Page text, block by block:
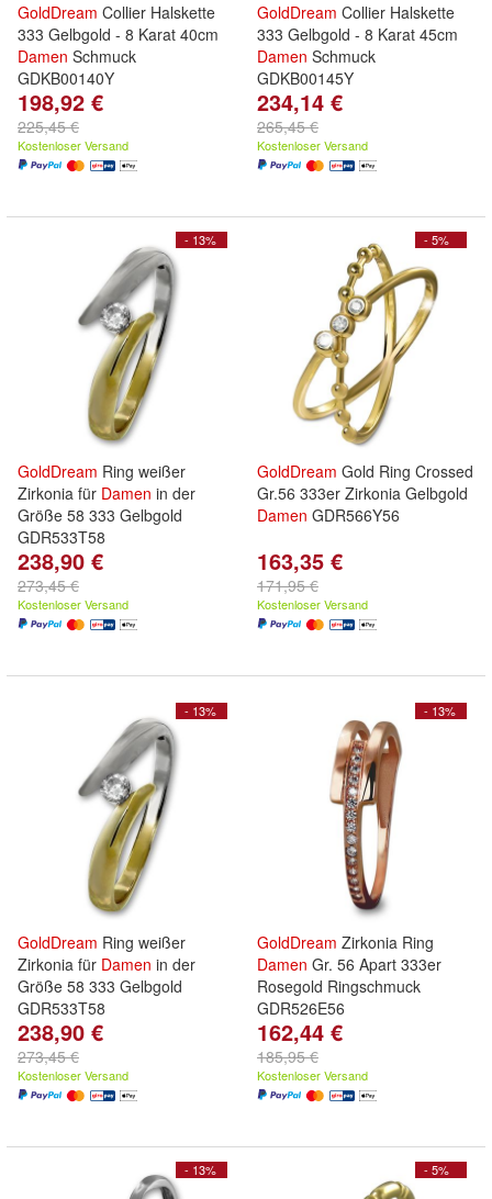
GoldDream Collier Halskette
333 Gelbgold - 8 Karat 40cm
Damen Schmuck
GDKB00140Y
198,92 €
225,45 €
Kostenloser Versand
GoldDream Collier Halskette
333 Gelbgold - 8 Karat 45cm
Damen Schmuck
GDKB00145Y
234,14 €
265,45 €
Kostenloser Versand
- 13%
GoldDream Ring weißer
Zirkonia für Damen in der
Größe 58 333 Gelbgold
GDR533T58
238,90 €
273,45 €
Kostenloser Versand
- 5%
GoldDream Gold Ring Crossed
Gr.56 333er Zirkonia Gelbgold
Damen GDR566Y56
163,35 €
171,95 €
Kostenloser Versand
- 13%
GoldDream Ring weißer
Zirkonia für Damen in der
Größe 58 333 Gelbgold
GDR533T58
238,90 €
273,45 €
Kostenloser Versand
- 13%
GoldDream Zirkonia Ring
Damen Gr. 56 Apart 333er
Rosegold Ringschmuck
GDR526E56
162,44 €
185,95 €
Kostenloser Versand
- 13% - 5%